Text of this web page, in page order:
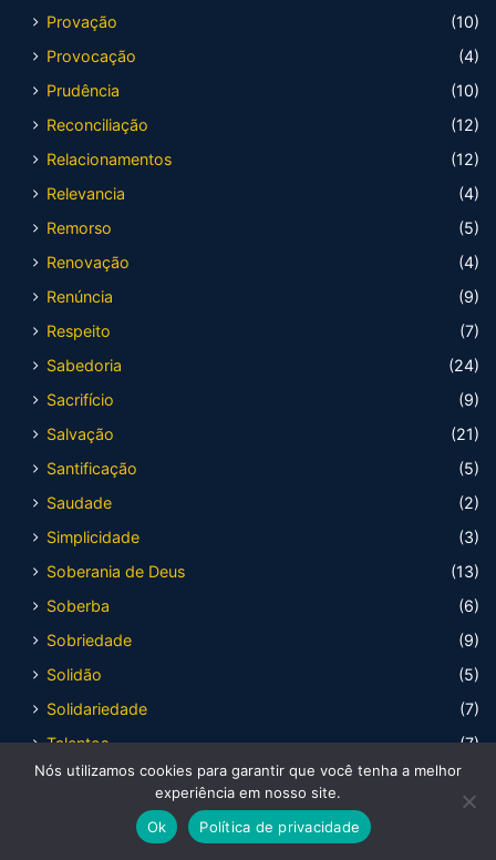
Provação
(10)
Provocação
(4)
Prudência
(10)
Reconciliação
(12)
Relacionamentos
(12)
Relevancia
(4)
Remorso
(5)
Renovação
(4)
Renúncia
(9)
Respeito
(7)
Sabedoria
(24)
Sacrifício
(9)
Salvação
(21)
Santificação
(5)
Saudade
(2)
Simplicidade
(3)
Soberania de Deus
(13)
Soberba
(6)
Sobriedade
(9)
Solidão
(5)
Solidariedade
(7)
Talentos
(7)
Teimosia
Temor de Deus
(2)
Terceira idade
Nós utilizamos cookies para garantir que você tenha a melhor
experiência em nosso site.
Ok
Política de privacidade